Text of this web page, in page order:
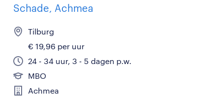
Schade, Achmea
Tilburg
€ 19,96 per uur
24 - 34 uur, 3 - 5 dagen p.w.
MBO
Achmea